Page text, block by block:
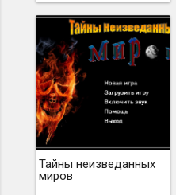
Тайны неизведанных
миров